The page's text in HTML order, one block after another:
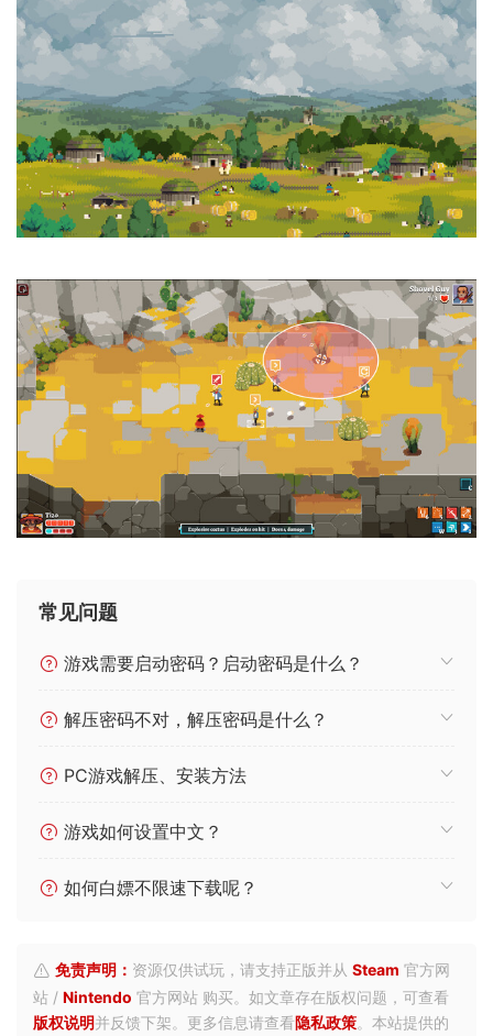
常见问题
游戏需要启动密码？启动密码是什么？
解压密码不对，解压密码是什么？
PC游戏解压、安装方法
游戏如何设置中文？
如何白嫖不限速下载呢？
免责声明： 资源仅供试玩，请支持正版并从 Steam 官方网
站 / Nintendo 官方网站 购买。如文章存在版权问题，可查看
版权说明并反馈下架。更多信息请查看隐私政策。本站提供的